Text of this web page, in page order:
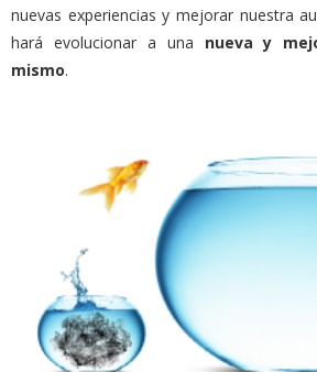
nuevas experiencias y mejorar nuestra
hará evolucionar a una nueva y
mismo.